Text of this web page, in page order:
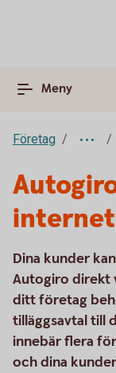
Meny
Företag
internet
Dina kunder
Autogiro direkt
ditt företag
tilläggsavtal till
innebär flera
och dina